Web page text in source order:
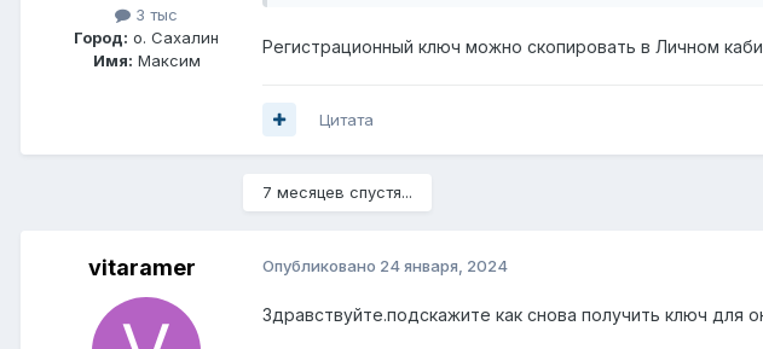
3 тыс
Город: о. Сахалин
Имя: Максим
Регистрационный ключ можно скопировать в Личном
Цитата
7 месяцев спустя...
vitaramer Опубликовано 24 января, 2024
Здравствуйте.подскажите как снова получить ключ для